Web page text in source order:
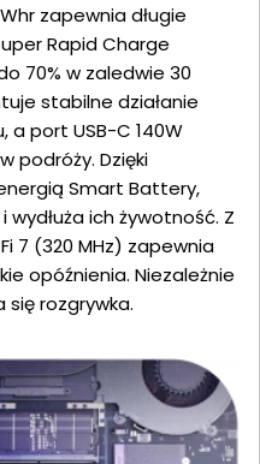
zapewnia długie
Rapid Charge
70% w zaledwie 30
stabilne działanie
a port USB-C 140W
podróży. Dzięki
Smart Battery,
ich żywotność. Z
7 (320 MHz) zapewnia
opóźnienia. Niezależnie
rozgrywka.